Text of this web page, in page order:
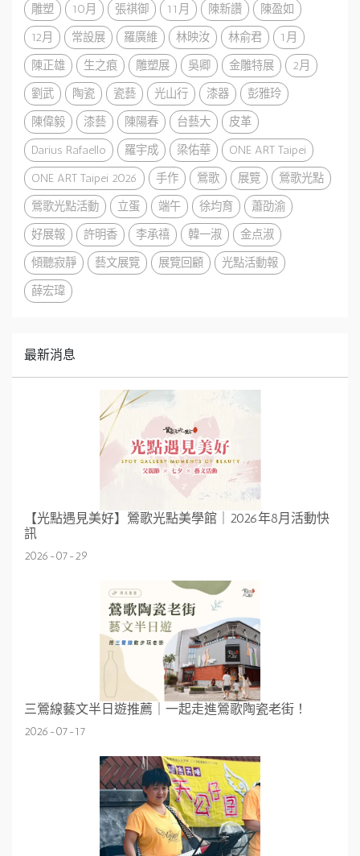
雕塑
10月 張祺御 11月 陳新讚
陳盈如
12月
常設展 羅廣維 林映汝 林俞君
1月
陳正雄
生之痕 雕塑展 吳卿 金雕特展
2月
劉武
陶瓷 瓷藝 光山行 漆器
彭雅玲
陳偉毅
漆藝 陳陽春 台藝大
皮革
Darius Rafaello
羅宇成 梁佑華
ONE ART Taipei
ONE ART Taipei 2026
手作 鶯歌 展覽
鶯歌光點
鶯歌光點活動
立蛋 端午 徐均育
蕭劭渝
好展報
許明香 李承禧 韓一淑
金点淑
傾聽寂靜
藝文展覽 展覽回顧
光點活動報
薛宏瑋
最新消息
【光點遇見美好】鶯歌光點美學館｜2026年8月活動快
訊
2026-07-29
三鶯線藝文半日遊推薦｜一起走進鶯歌陶瓷老街！
2026-07-17